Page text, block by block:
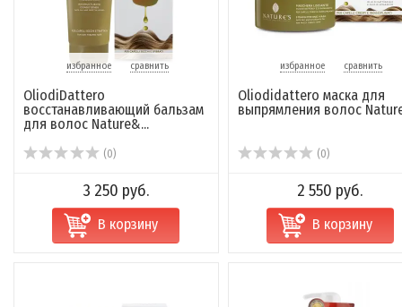
избранное сравнить
OliodiDattero
восстанавливающий бальзам
для волос Nature&...
(0)
3 250 руб.
В корзину
избранное сравнить
Oliodidattero маска для
выпрямления волос
(0)
2 550 руб.
В корзину